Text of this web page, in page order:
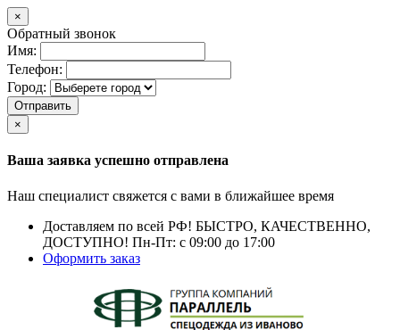
×
Обратный звонок
Имя:
Телефон:
Город:
Отправить
×
Ваша заявка успешно отправлена
Наш специалист свяжется с вами в ближайшее время
Доставляем по всей РФ! БЫСТРО, КАЧЕСТВЕННО,
ДОСТУПНО! Пн-Пт: с 09:00 до 17:00
Оформить заказ